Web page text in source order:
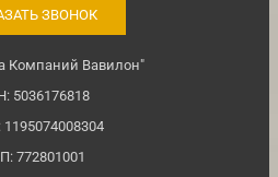
ЗВОНОК
Компаний Вавилон"
5036176818
772801001